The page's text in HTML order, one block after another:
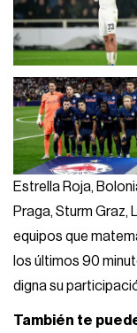
Estrella Roja,
Praga, Sturm Graz,
equipos que
los últimos 90
digna su
También te